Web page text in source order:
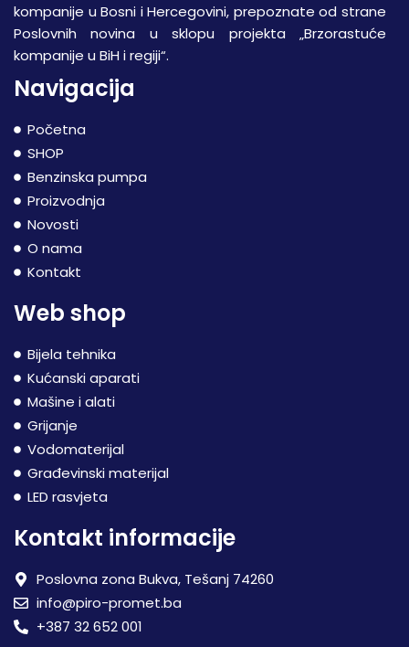
kompanije u Bosni i Hercegovini, prepoznate od strane
Poslovnih novina u sklopu projekta „Brzorastuće
kompanije u BiH i regiji“.
Navigacija
Početna
SHOP
Benzinska pumpa
Proizvodnja
Novosti
O nama
Kontakt
Web shop
Bijela tehnika
Kućanski aparati
Mašine i alati
Grijanje
Vodomaterijal
Građevinski materijal
LED rasvjeta
Kontakt informacije
Poslovna zona Bukva, Tešanj 74260
info@piro-promet.ba
+387 32 652 001